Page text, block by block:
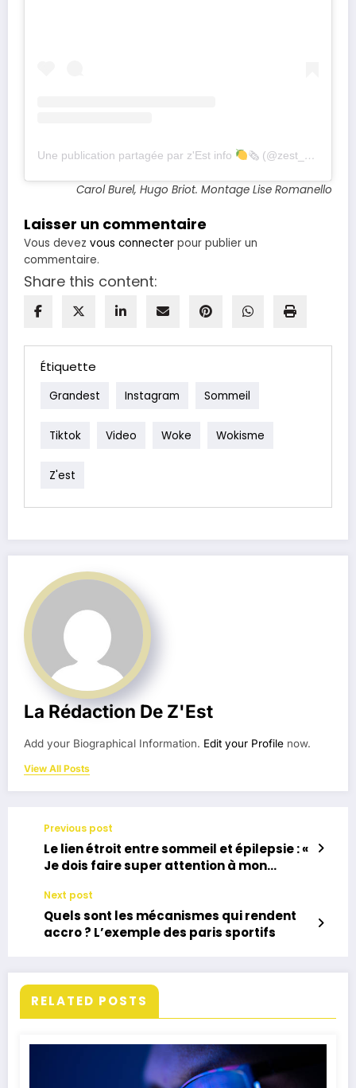
Une publication partagée par z'Est info 🗞 (@zest_dinfo)
Carol Burel, Hugo Briot. Montage Lise Romanello
Laisser un commentaire
Vous devez vous connecter pour publier un
commentaire.
Share this content:
Étiquette
Grandest Instagram Sommeil
Tiktok Video Woke Wokisme
Z'est
La Rédaction De Z'Est
Add your Biographical Information. Edit your Profile now.
View All Posts
Previous post
Le lien étroit entre sommeil et épilepsie : «
Je dois faire super attention à mon
Next post
Quels sont les mécanismes qui rendent
accro ? L’exemple des paris sportifs
RELATED POSTS